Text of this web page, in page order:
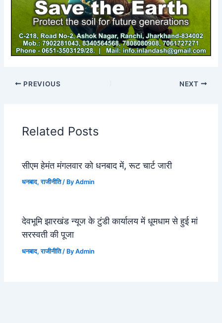
PREVIOUS NEXT
Related Posts
सीएम हेमंत मंगलवार को धनबाद में, रूट चार्ट जारी
धनबाद,राजीनीति/ ByAdmin
देवभूमि झारखंड न्यूज के टुंडी कार्यालय में धूमधाम से हुई मां
सरस्वती की पूजा
धनबाद,राजीनीति/ ByAdmin